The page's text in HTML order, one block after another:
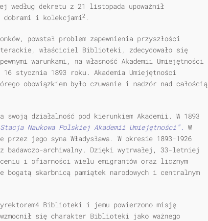
dekretu z 21 listopada upoważnił
dobrami i kolekcjami2 .
powstał problem zapewnienia przyszłości
właściciel Biblioteki, zde­cydowało się
warunkami, na własność Akademii Umiejętności
16 stycznia 1893 roku. Akademia Umiejętności
obowiązkiem było czuwanie i nadzór nad całością
działalność pod kierunkiem Akademii. W 1893
Naukowa Polskiej Akademii Umiejętności”. W
przez jego syna Wła­dysława. W okresie 1893-1926
badawczo-archiwalny. Dzięki wytrwałej, 33-letniej
i ofiarności wielu emigrantów oraz licznym
skarbnicą pamiątek narodowych i central­nym
Biblioteki i jemu powierzono misję
się charakter Biblioteki jako ważne­go